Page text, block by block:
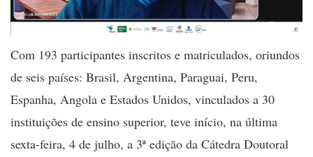
Com 193 participantes inscritos e matriculados, oriundos
de seis países: Brasil, Argentina, Paraguai, Peru,
Espanha, Angola e Estados Unidos, vinculados a 30
instituições de ensino superior, teve início, na última
sexta-feira, 4 de julho, a 3ª edição da Cátedra Doutoral